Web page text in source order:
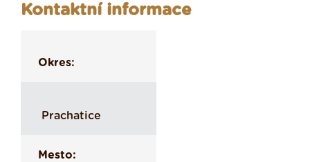
Kontaktní informace
Okres:
Prachatice
Mesto: